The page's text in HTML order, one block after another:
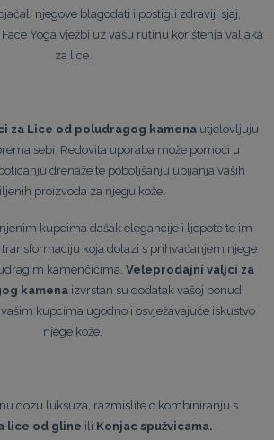
njegove blagodati i postigli zdraviji sjaj,
Yoga vježbi uz vašu rutinu korištenja valjaka
za lice.
za Lice od poludragog kamenautjelovljuju
sebi. Redovita uporaba može pomoći u
drenaže te poboljšanju upijanja vaših
proizvoda za njegu kože.
kupcima dašak elegancije i ljepote te im
koja dolazi s prihvaćanjem njege
kamenčićima. Veleprodajni valjci za
kamenaizvrstan su dodatak vašoj ponudi
kupcima ugodno i osvježavajuće iskustvo
njege kože.
dozu luksuza, razmislite o kombiniranju s
lice od gline ili Konjac spužvicama.